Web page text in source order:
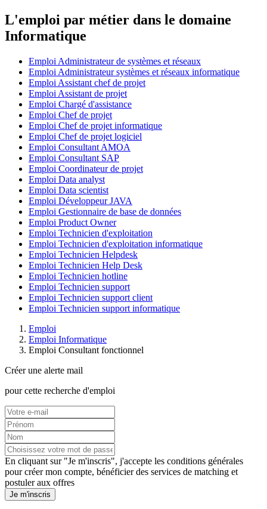
L'emploi par métier dans le domaine
Informatique
Emploi Administrateur de systèmes et réseaux
Emploi Administrateur systèmes et réseaux informatique
Emploi Assistant chef de projet
Emploi Assistant de projet
Emploi Chargé d'assistance
Emploi Chef de projet
Emploi Chef de projet informatique
Emploi Chef de projet logiciel
Emploi Consultant AMOA
Emploi Consultant SAP
Emploi Coordinateur de projet
Emploi Data analyst
Emploi Data scientist
Emploi Développeur JAVA
Emploi Gestionnaire de base de données
Emploi Product Owner
Emploi Technicien d'exploitation
Emploi Technicien d'exploitation informatique
Emploi Technicien Helpdesk
Emploi Technicien Help Desk
Emploi Technicien hotline
Emploi Technicien support
Emploi Technicien support client
Emploi Technicien support informatique
Emploi
Emploi Informatique
Emploi Consultant fonctionnel
Créer une alerte mail
pour cette recherche d'emploi
En cliquant sur "Je m'inscris", j'accepte les conditions générales
pour créer mon compte, bénéficier des services de matching et
postuler aux offres
Je m'inscris